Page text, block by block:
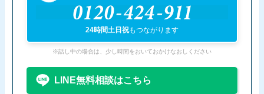
0120-424-911
24時間土日祝もつながります
※話し中の場合は、少し時間をおいておかけなおしください
LINE無料相談はこちら